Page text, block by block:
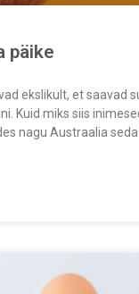
päike
ekslikult, et saavad
Kuid miks siis
nagu Austraalia